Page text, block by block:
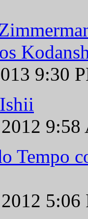
9:30
Tempo